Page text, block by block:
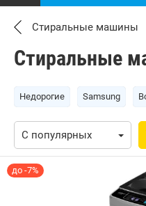
Стиральные машины
Стиральные
Недорогие Samsung
до -7%